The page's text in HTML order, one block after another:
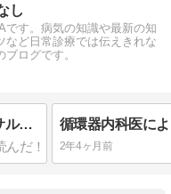
し
です。病気の知識や最新の知
など日常診療では伝えきれな
ログです。
循環器内科医による労働衛生コンサルタント試験（保健衛生）合格体験記④試験準備総論
2年4ヶ月前